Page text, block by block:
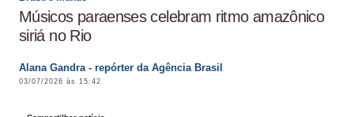
Músicos paraenses celebram ritmo amazônico
siriá no Rio
Alana Gandra - repórter da Agência Brasil
03/07/2026 às 15:42